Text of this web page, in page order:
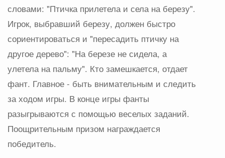
словами: "Птичка прилетела и села на березу".
Игрок, выбравший березу, должен быстро
сориентироваться и "пересадить птичку на
другое дерево": "На березе не сидела, а
улетела на пальму". Кто замешкается, отдает
фант. Главное - быть внимательным и следить
за ходом игры. В конце игры фанты
разыгрываются с помощью веселых заданий.
Поощрительным призом награждается
победитель.